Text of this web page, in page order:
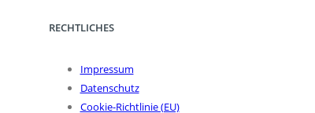
RECHTLICHES
Impressum
Datenschutz
Cookie-Richtlinie (EU)